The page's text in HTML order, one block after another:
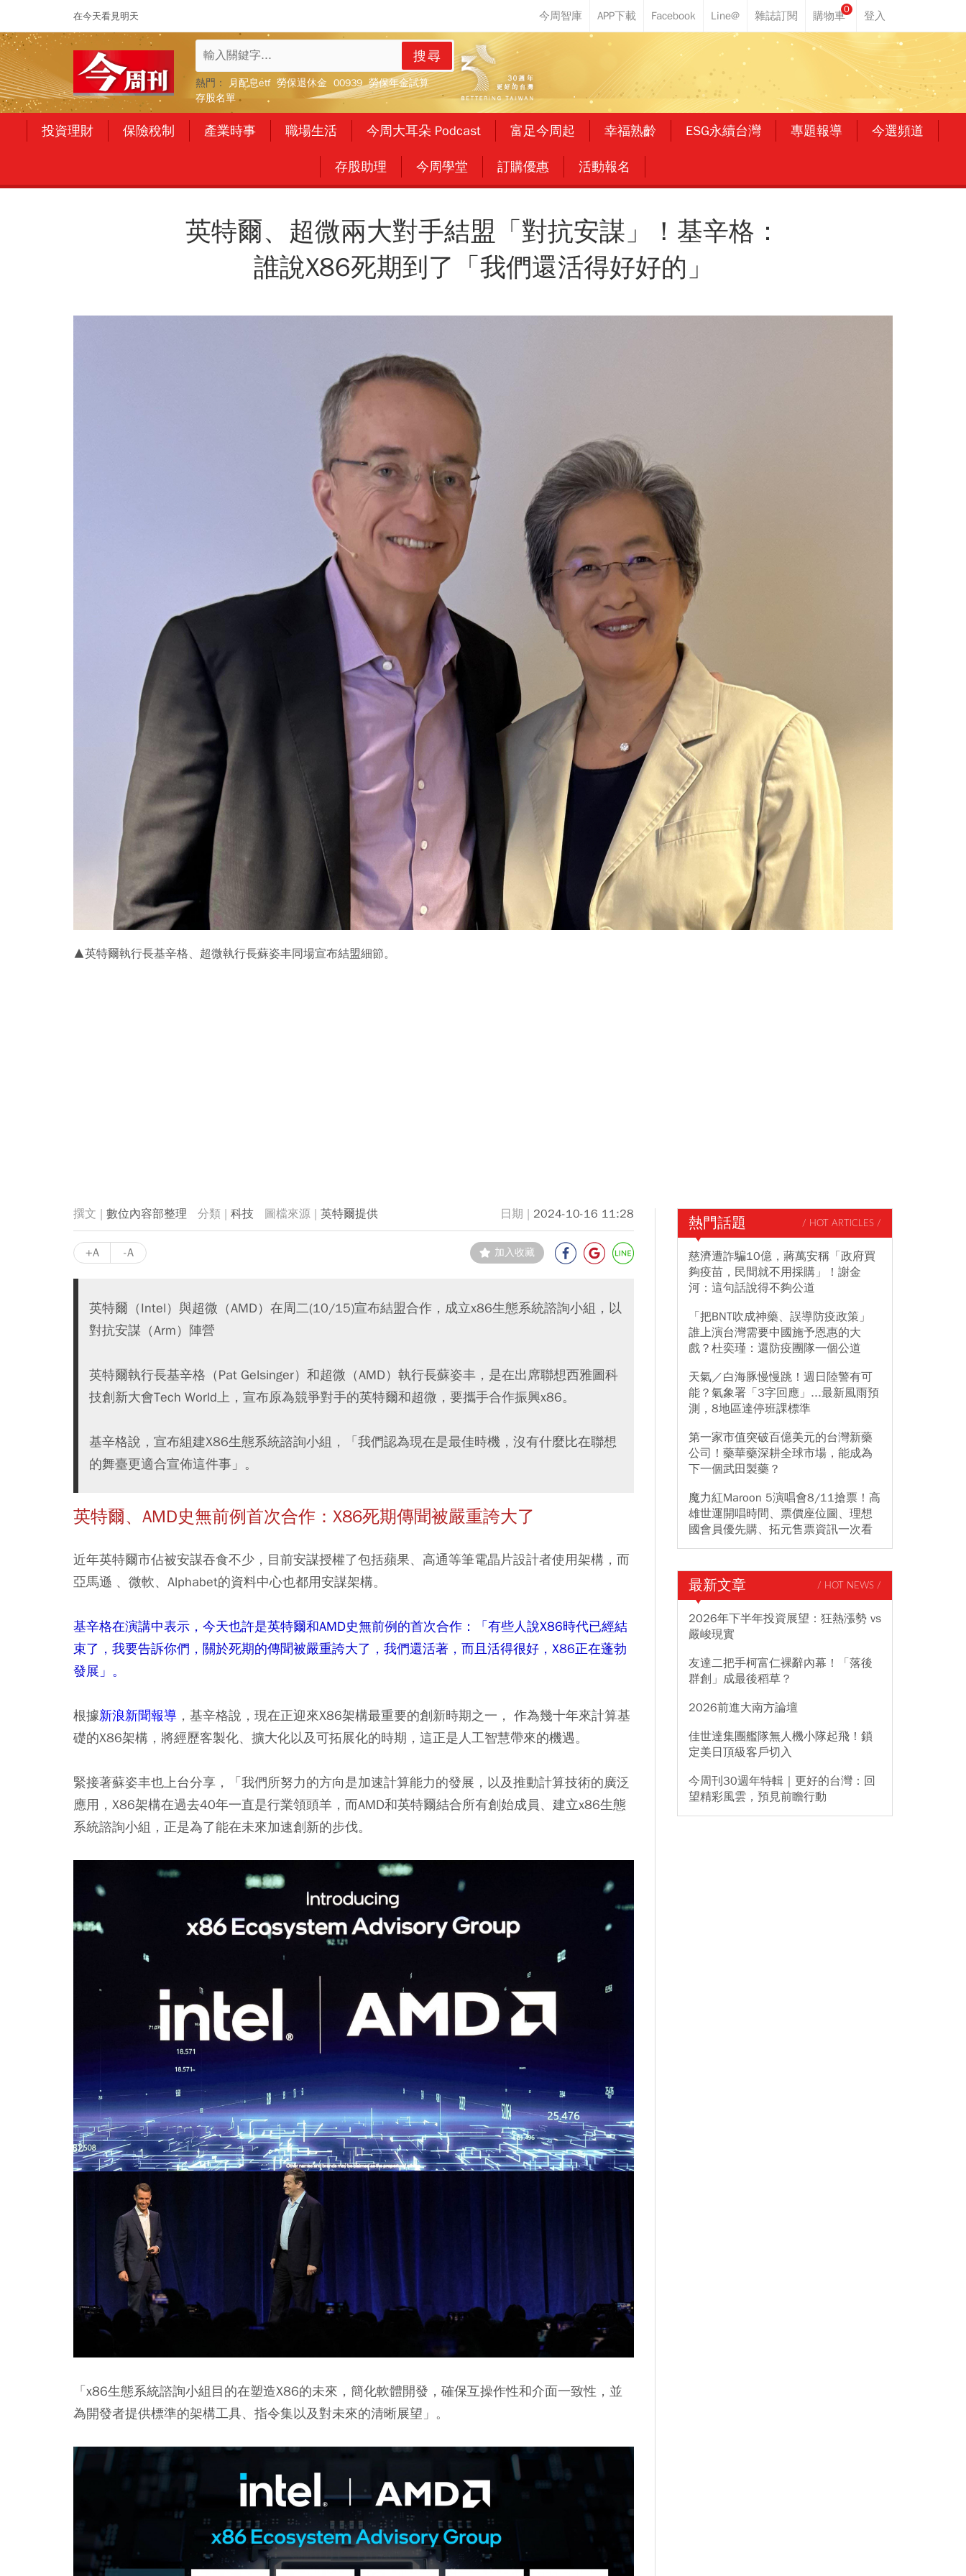
在今天看見明天
0
搜尋
熱門： 月配息etf 勞保退休金 00939 勞保年金試算
存股名單
投資理財 保險稅制 產業時事 職場生活 今周大耳朵 Podcast 富足今周起 幸福熟齡 ESG永續台灣 專題報導 今選頻道
存股助理 今周學堂 訂購優惠 活動報名
英特爾、超微兩大對手結盟「對抗安謀」！基辛格：
誰說X86死期到了「我們還活得好好的」
▲英特爾執行長基辛格、超微執行長蘇姿丰同場宣布結盟細節。
數位內容部整理 科技 英特爾提供 2024-10-16 11:28
+A -A 加入收藏
英特爾（Intel）與超微（AMD）在周二(10/15)宣布結盟合作，成立x86生態系統諮詢小組，以
對抗安謀（Arm）陣營
英特爾執行長基辛格（Pat Gelsinger）和超微（AMD）執行長蘇姿丰，是在出席聯想西雅圖科
技創新大會Tech World上，宣布原為競爭對手的英特爾和超微，要攜手合作振興x86。
基辛格說，宣布組建X86生態系統諮詢小組，「我們認為現在是最佳時機，沒有什麼比在聯想
的舞臺更適合宣佈這件事」。
英特爾、AMD史無前例首次合作：X86死期傳聞被嚴重誇大了
近年英特爾市佔被安謀吞食不少，目前安謀授權了包括蘋果、高通等筆電晶片設計者使用架構，而
亞馬遜 、微軟、Alphabet的資料中心也都用安謀架構。
基辛格在演講中表示，今天也許是英特爾和AMD史無前例的首次合作：「有些人說X86時代已經結
束了，我要告訴你們，關於死期的傳聞被嚴重誇大了，我們還活著，而且活得很好，X86正在蓬勃
發展」。
根據新浪新聞報導 ，基辛格說，現在正迎來X86架構最重要的創新時期之一， 作為幾十年來計算基
礎的X86架構，將經歷客製化、擴大化以及可拓展化的時期，這正是人工智慧帶來的機遇。
緊接著蘇姿丰也上台分享，「我們所努力的方向是加速計算能力的發展，以及推動計算技術的廣泛
應用，X86架構在過去40年一直是行業領頭羊，而AMD和英特爾結合所有創始成員、建立x86生態
系統諮詢小組，正是為了能在未來加速創新的步伐。
「x86生態系統諮詢小組目的在塑造X86的未來，簡化軟體開發，確保互操作性和介面一致性，並
為開發者提供標準的架構工具、指令集以及對未來的清晰展望」。
熱門話題 / HOT ARTICLES /
慈濟遭詐騙10億，蔣萬安稱「政府買
夠疫苗，民間就不用採購」！謝金
河：這句話說得不夠公道
「把BNT吹成神藥、誤導防疫政策」
誰上演台灣需要中國施予恩惠的大
戲？杜奕瑾：還防疫團隊一個公道
天氣／白海豚慢慢跳！週日陸警有可
能？氣象署「3字回應」...最新風雨預
測，8地區達停班課標準
第一家市值突破百億美元的台灣新藥
公司！藥華藥深耕全球市場，能成為
下一個武田製藥？
魔力紅Maroon 5演唱會8/11搶票！高
雄世運開唱時間、票價座位圖、理想
國會員優先購、拓元售票資訊一次看
最新文章 / HOT NEWS /
2026年下半年投資展望：狂熱漲勢 vs
嚴峻現實
友達二把手柯富仁裸辭內幕！「落後
群創」成最後稻草？
2026前進大南方論壇
佳世達集團艦隊無人機小隊起飛！鎖
定美日頂級客戶切入
今周刊30週年特輯｜更好的台灣：回
望精彩風雲，預見前瞻行動